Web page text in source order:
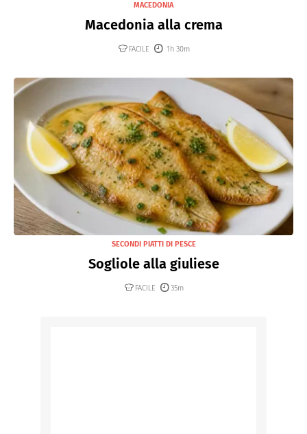
MACEDONIA
Macedonia alla crema
FACILE 1h 30m
SECONDI PIATTI DI PESCE
Sogliole alla giuliese
FACILE 35m